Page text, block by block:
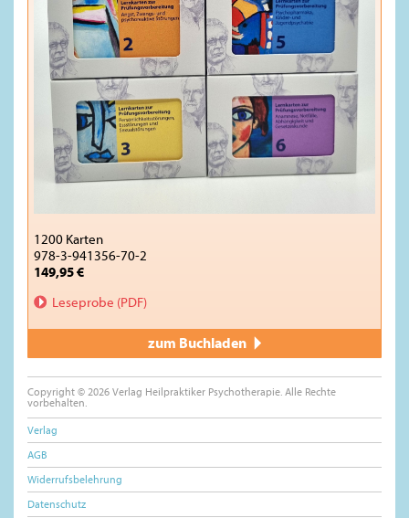
1200 Karten
978-3-941356-70-2
149,95 €
Leseprobe (PDF)
zum Buchladen
Copyright © 2026 Verlag Heilpraktiker Psychotherapie. Alle Rechte
vorbehalten.
Verlag
AGB
Widerrufsbelehrung
Datenschutz